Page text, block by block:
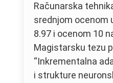
Računarska
srednjom ocenom
8.97 i ocenom 10
Magistarsku tezu
“Inkrementalna
i strukture